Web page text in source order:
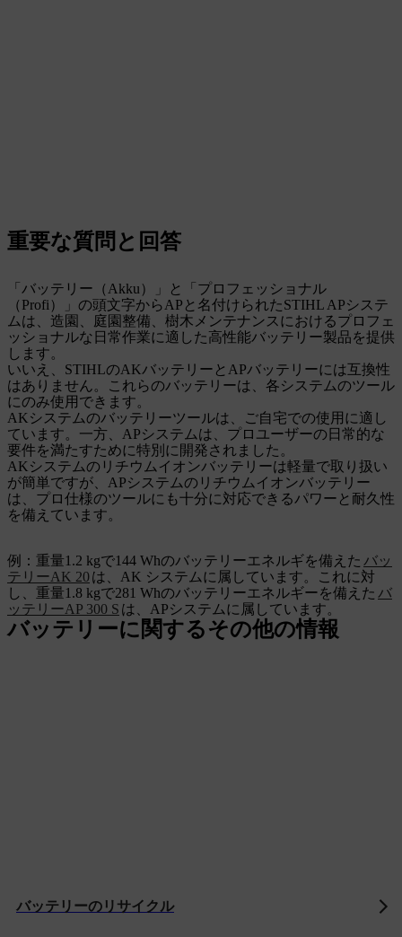
重要な質問と回答
「バッテリー（Akku）」と「プロフェッショナル
（Profi）」の頭文字からAPと名付けられたSTIHL APシステ
ムは、造園、庭園整備、樹木メンテナンスにおけるプロフェ
ッショナルな日常作業に適した高性能バッテリー製品を提供
します。
いいえ、STIHLのAKバッテリーとAPバッテリーには互換性
はありません。これらのバッテリーは、各システムのツール
にのみ使用できます。
AKシステムのバッテリーツールは、ご自宅での使用に適し
ています。一方、APシステムは、プロユーザーの日常的な
要件を満たすために特別に開発されました。
AKシステムのリチウムイオンバッテリーは軽量で取り扱い
が簡単ですが、APシステムのリチウムイオンバッテリー
は、プロ仕様のツールにも十分に対応できるパワーと耐久性
を備えています。
例：重量1.2 kgで144 Whのバッテリーエネルギを備えた バッ
テリーAK 20は、AK システムに属しています。これに対
し、重量1.8 kgで281 Whのバッテリーエネルギーを備えた バ
ッテリーAP 300 S は、APシステムに属しています。
バッテリーに関するその他の情報
バッテリーのリサイクル